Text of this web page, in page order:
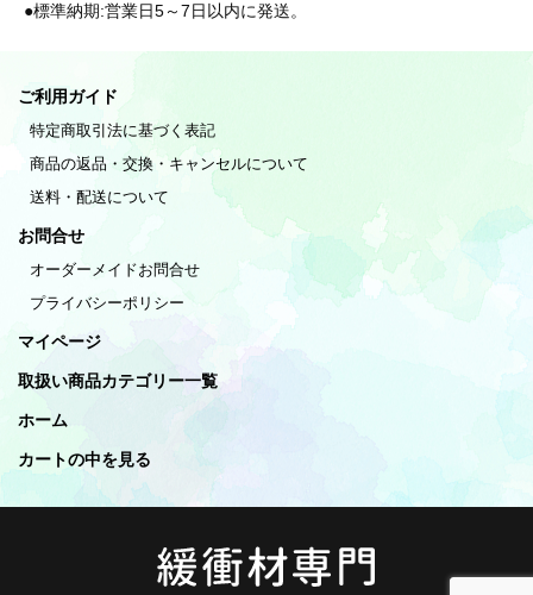
●標準納期:営業日5～7日以内に発送。
ご利用ガイド
特定商取引法に基づく表記
商品の返品・交換・キャンセルについて
送料・配送について
お問合せ
オーダーメイドお問合せ
プライバシーポリシー
マイページ
取扱い商品カテゴリー一覧
ホーム
カートの中を見る